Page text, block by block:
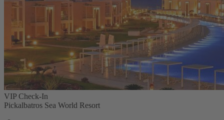
VIP Check-In
Pickalbatros Sea World Resort